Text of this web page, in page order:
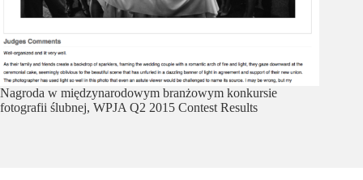
Nagroda w międzynarodowym branżowym konkursie
fotografii ślubnej, WPJA Q2 2015 Contest Results